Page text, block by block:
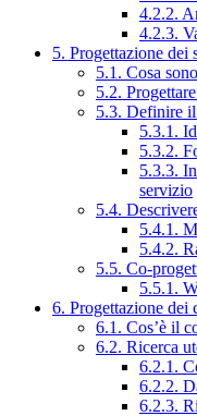
4.2.2.
4.2.3.
5. Progettazione dei
5.1. Cosa
5.2.
5.3. Definire
5.3.1.
5.3.2.
5.3.3.
servizio
5.4.
5.4.1.
5.4.2.
5.5. Co-
5.5.1.
6. Progettazione dei
6.1. Cos’è il
6.2. Ricerca
6.2.1.
6.2.2.
6.2.3.